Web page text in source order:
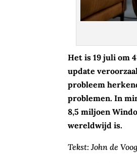
Het is 19 juli om
update
probleem
problemen. In
8,5 miljoen
wereldwijd is.
Tekst: John de